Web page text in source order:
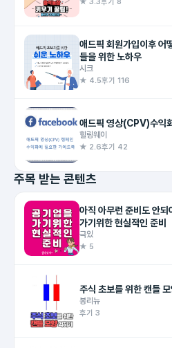
애드픽 회원가입이후 어
들을 위한 노하우
시크
★ 4.5후기 116
애드픽 영상(CPV)수익
힐링웨이
★ 2.6후기 42
주목 받는 콘텐츠
아직 아무런 준비도 안
가기위한 현실적인 준비
극있
★ 5
주식 초보를 위한 캔들 모
봉리뉴
후기 3